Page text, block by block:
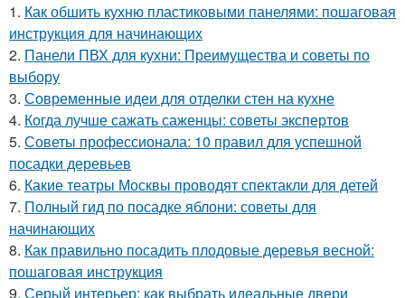
1. Как обшить кухню пластиковыми панелями: пошаговая
инструкция для начинающих
2. Панели ПВХ для кухни: Преимущества и советы по
выбору
3. Современные идеи для отделки стен на кухне
4. Когда лучше сажать саженцы: советы экспертов
5. Советы профессионала: 10 правил для успешной
посадки деревьев
6. Какие театры Москвы проводят спектакли для детей
7. Полный гид по посадке яблони: советы для
начинающих
8. Как правильно посадить плодовые деревья весной:
пошаговая инструкция
9. Серый интерьер: как выбрать идеальные двери